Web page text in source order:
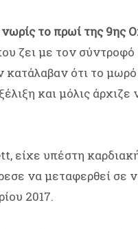
το πρωί της 9ης
ζει με τον
ότι το
και μόλις άρχιζε
είχε υπέστη
να μεταφερθεί σε
2017.